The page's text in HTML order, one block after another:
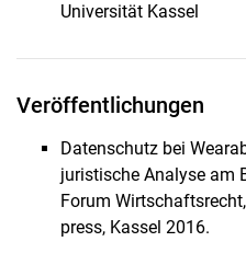
Universität Kassel
Veröffentlichungen
Datenschutz bei
juristische Analyse am
Forum
press, Kassel 2016.